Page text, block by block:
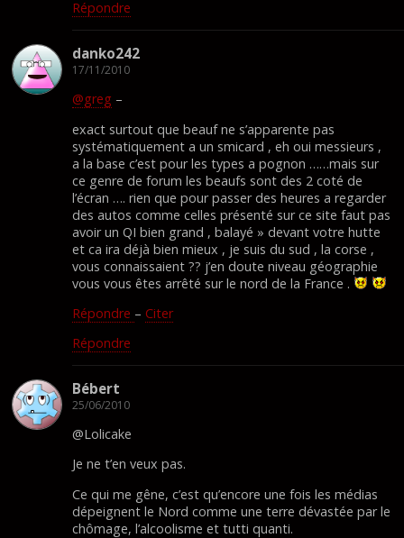
Répondre
danko242
17/11/2010
@greg –
exact surtout que beauf ne s’apparente pas
systématiquement a un smicard , eh oui messieurs ,
a la base c’est pour les types a pognon ……mais sur
ce genre de forum les beaufs sont des 2 coté de
l’écran …. rien que pour passer des heures a regarder
des autos comme celles présenté sur ce site faut pas
avoir un QI bien grand , balayé » devant votre hutte
et ca ira déjà bien mieux , je suis du sud , la corse ,
vous connaissaient ?? j’en doute niveau géographie
vous vous êtes arrêté sur le nord de la France .
Répondre – Citer
Répondre
Bébert
25/06/2010
@Lolicake
Je ne t’en veux pas.
Ce qui me gêne, c’est qu’encore une fois les médias
dépeignent le Nord comme une terre dévastée par le
chômage, l’alcoolisme et tutti quanti.